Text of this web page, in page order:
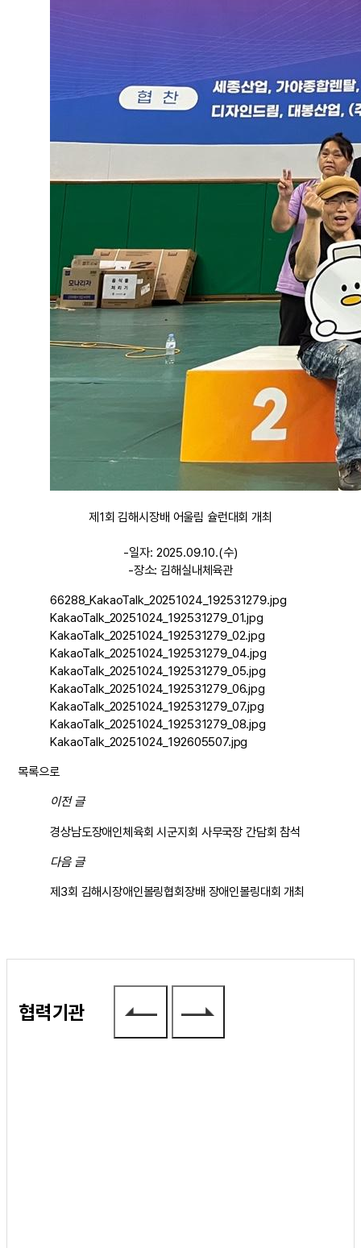
제1회 김해시장배 어울림 슐런대회 개최
-일자: 2025.09.10.(수)
-장소: 김해실내체육관
66288_KakaoTalk_20251024_192531279.jpg
KakaoTalk_20251024_192531279_01.jpg
KakaoTalk_20251024_192531279_02.jpg
KakaoTalk_20251024_192531279_04.jpg
KakaoTalk_20251024_192531279_05.jpg
KakaoTalk_20251024_192531279_06.jpg
KakaoTalk_20251024_192531279_07.jpg
KakaoTalk_20251024_192531279_08.jpg
KakaoTalk_20251024_192605507.jpg
목록으로
이전 글
경상남도장애인체육회 시군지회 사무국장 간담회 참석
다음 글
제3회 김해시장애인볼링협회장배 장애인볼링대회 개최
협력기관